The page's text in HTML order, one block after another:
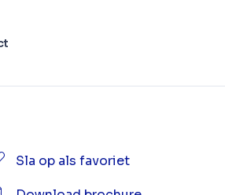
Sla op als favoriet